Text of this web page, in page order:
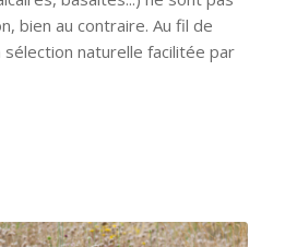
bien au contraire. Au fil de
naturelle facilitée par